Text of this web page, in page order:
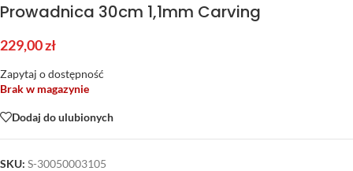
Prowadnica 30cm 1,1mm Carving
229,00zł
Zapytaj o dostępność
Brak w magazynie
Dodaj do ulubionych
SKU: S-30050003105